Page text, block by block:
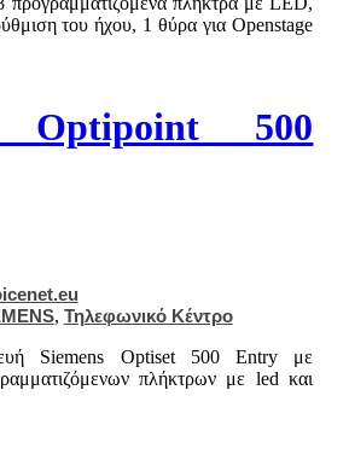
του ήχου, 1 θύρα για Openstage
Optipoint 500
, Τηλεφωνικό Κέντρο
Siemens Optiset 500 Entry με
πλήκτρων με led και